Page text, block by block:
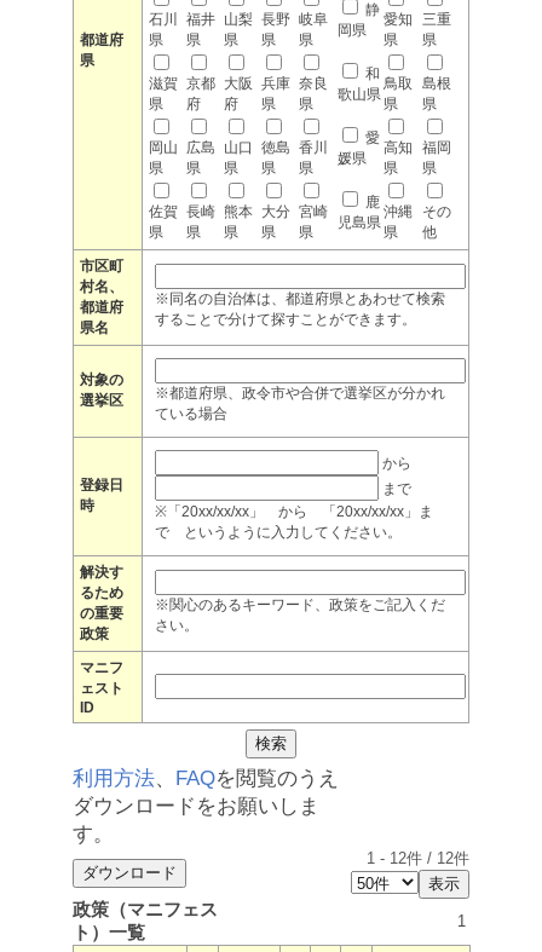
都道府
県
石川
県
福井
県
山梨
県
長野
県
岐阜
県
静
岡県
愛知
県
三重
県
滋賀
県
京都
府
大阪
府
兵庫
県
奈良
県
和
歌山県
鳥取
県
島根
県
岡山
県
広島
県
山口
県
徳島
県
香川
県
愛
媛県
高知
県
福岡
県
佐賀
県
長崎
県
熊本
県
大分
県
宮崎
県
鹿
児島県
沖縄
県
その
他
市区町
村名、
都道府
県名
※同名の自治体は、都道府県とあわせて検索
することで分けて探すことができます。
対象の
選挙区
※都道府県、政令市や合併で選挙区が分かれ
ている場合
登録日
時
から
まで
※「20xx/xx/xx」 から 「20xx/xx/xx」ま
で というように入力してください。
解決す
るため
の重要
政策
※関心のあるキーワード、政策をご記入くだ
さい。
マニフ
ェスト
ID
利用方法、 FAQを閲覧のうえ
ダウンロードをお願いしま
す。
1 - 12件 / 12件
政策（マニフェス
ト）一覧
1